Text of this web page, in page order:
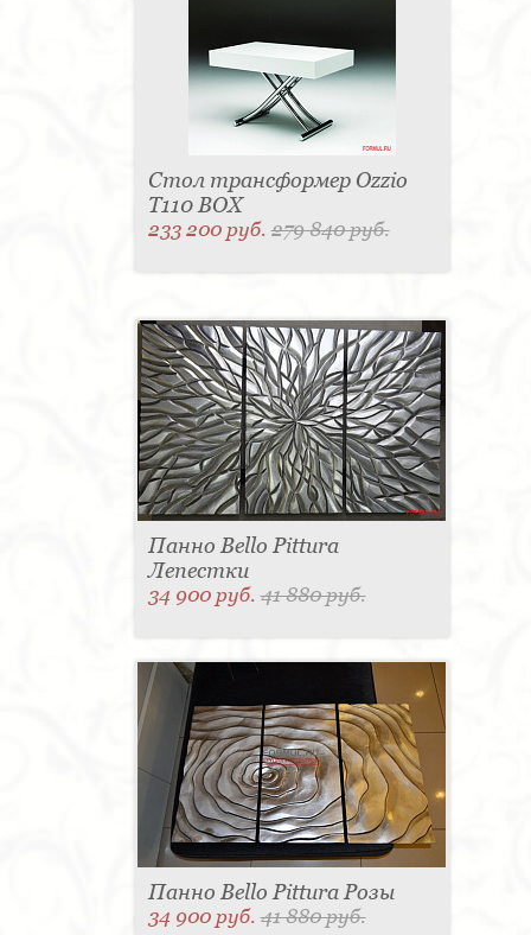
Стол трансформер Ozzio
T110 BOX
233 200 руб.279 840 руб.
Панно Bello Pittura
Лепестки
34 900 руб.41 880 руб.
Панно Bello Pittura Розы
34 900 руб.41 880 руб.